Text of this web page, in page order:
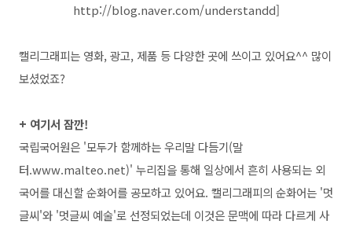
http://blog.naver.com/understandd]
캘리그래피는 영화, 광고, 제품 등 다양한 곳에 쓰이고 있어요^^ 많이
보셨었죠?
+ 여기서 잠깐!
국립국어원은 '모두가 함께하는 우리말 다듬기(말
터.www.malteo.net)' 누리집을 통해 일상에서 흔히 사용되는 외
국어를 대신할 순화어를 공모하고 있어요. 캘리그래피의 순화어는 '멋
글씨'와 '멋글씨 예술'로 선정되었는데 이것은 문맥에 따라 다르게 사